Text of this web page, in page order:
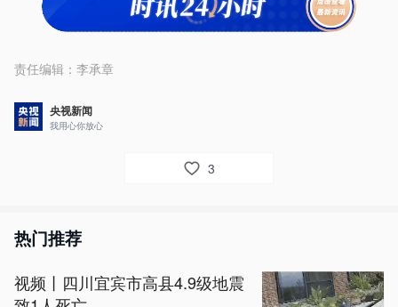
责任编辑： 李承章
央视新闻
我用心你放心
3
热门推荐
视频丨四川宜宾市高县4.9级地震